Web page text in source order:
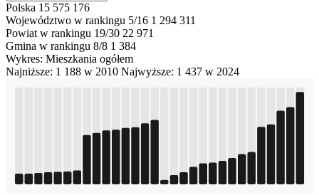
Polska 15 575 176
Województwo w rankingu 5/16 1 294 311
Powiat w rankingu 19/30 22 971
Gmina w rankingu 8/8 1 384
Wykres: Mieszkania ogółem
Najniższe: 1 188 w 2010 Najwyższe: 1 437 w 2024